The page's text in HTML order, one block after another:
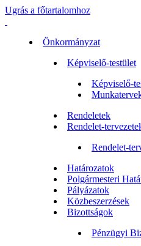
Ugrás a főtartalomhoz
Önkormányzat
Képviselő-testület
Képviselő-
Rendeletek
Rendelet-
Rendelet-
Határozatok
Polgármesteri
Pályázatok
Közbeszerzések
Bizottságok
Pénzügyi